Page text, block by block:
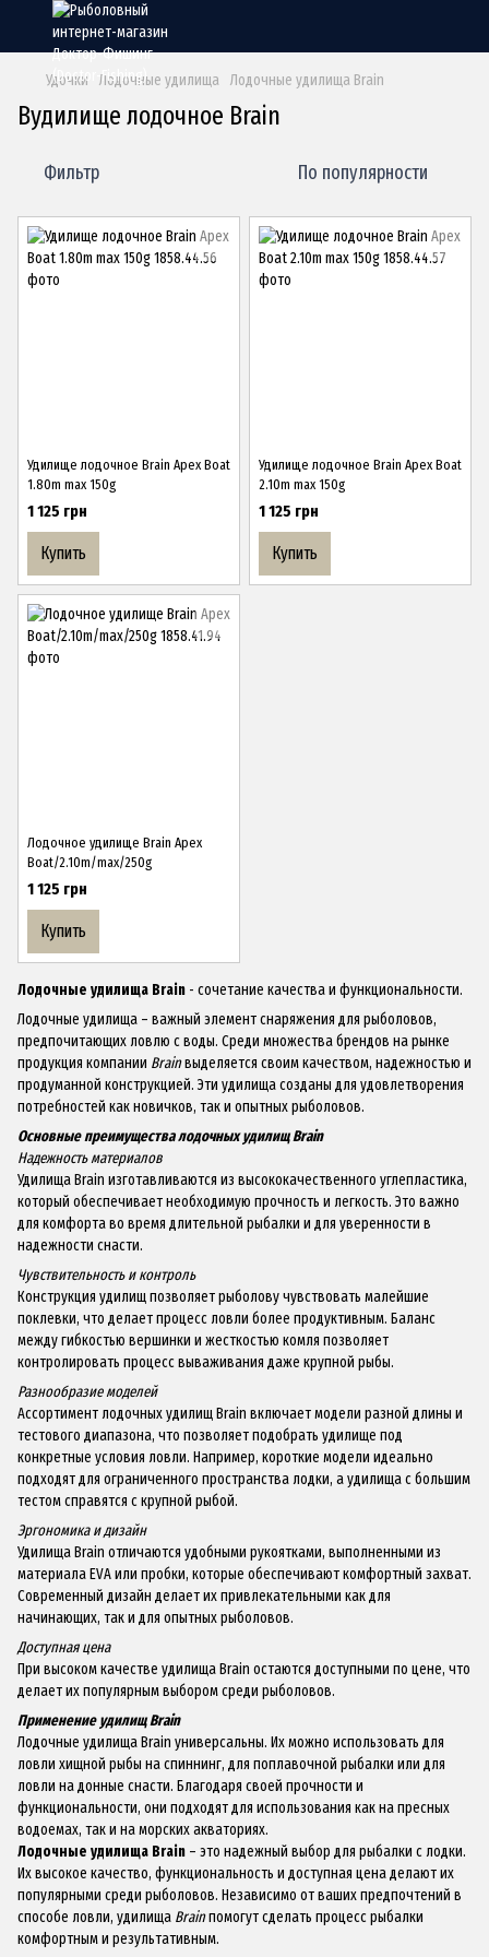
Удочки Лодочные удилища Лодочные удилища Brain
Вудилище лодочное Brain
Фильтр По популярности
Удилище лодочное Brain Apex Boat
1.80m max 150g
1 125 грн
Купить
Удилище лодочное Brain Apex Boat
2.10m max 150g
1 125 грн
Купить
Лодочное удилище Brain Apex
Boat/2.10m/max/250g
1 125 грн
Купить
Лодочные удилища Brain - сочетание качества и функциональности.
Лодочные удилища – важный элемент снаряжения для рыболовов,
предпочитающих ловлю с воды. Среди множества брендов на рынке
продукция компании Brainвыделяется своим качеством, надежностью и
продуманной конструкцией. Эти удилища созданы для удовлетворения
потребностей как новичков, так и опытных рыболовов.
Основные преимущества лодочных удилищ Brain
Надежность материалов
Удилища Brain изготавливаются из высококачественного углепластика,
который обеспечивает необходимую прочность и легкость. Это важно
для комфорта во время длительной рыбалки и для уверенности в
надежности снасти.
Чувствительность и контроль
Конструкция удилищ позволяет рыболову чувствовать малейшие
поклевки, что делает процесс ловли более продуктивным. Баланс
между гибкостью вершинки и жесткостью комля позволяет
контролировать процесс вываживания даже крупной рыбы.
Разнообразие моделей
Ассортимент лодочных удилищ Brain включает модели разной длины и
тестового диапазона, что позволяет подобрать удилище под
конкретные условия ловли. Например, короткие модели идеально
подходят для ограниченного пространства лодки, а удилища с большим
тестом справятся с крупной рыбой.
Эргономика и дизайн
Удилища Brain отличаются удобными рукоятками, выполненными из
материала EVA или пробки, которые обеспечивают комфортный захват.
Современный дизайн делает их привлекательными как для
начинающих, так и для опытных рыболовов.
Доступная цена
При высоком качестве удилища Brain остаются доступными по цене, что
делает их популярным выбором среди рыболовов.
Применение удилищ Brain
Лодочные удилища Brain универсальны. Их можно использовать для
ловли хищной рыбы на спиннинг, для поплавочной рыбалки или для
ловли на донные снасти. Благодаря своей прочности и
функциональности, они подходят для использования как на пресных
водоемах, так и на морских акваториях.
Лодочные удилища Brain – это надежный выбор для рыбалки с лодки.
Их высокое качество, функциональность и доступная цена делают их
популярными среди рыболовов. Независимо от ваших предпочтений в
способе ловли, удилища Brainпомогут сделать процесс рыбалки
комфортным и результативным.